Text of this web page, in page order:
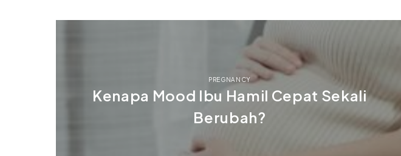
PREGNANCY
Kenapa Mood Ibu Hamil Cepat Sekali
Berubah?